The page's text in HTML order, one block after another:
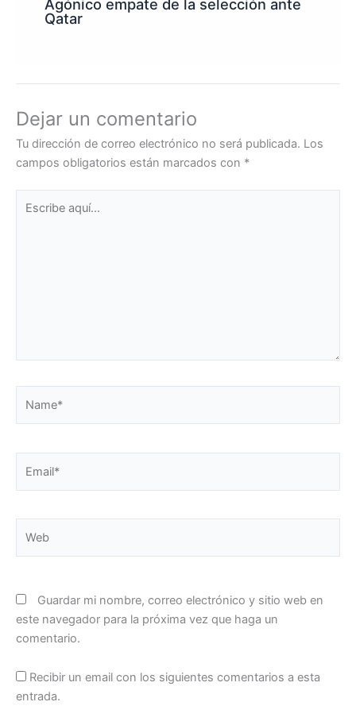
Agónico empate de la selección ante
Qatar
Dejar un comentario
Tu dirección de correo electrónico no será publicada. Los
campos obligatorios están marcados con *
Guardar mi nombre, correo electrónico y sitio web en
este navegador para la próxima vez que haga un
comentario.
Recibir un email con los siguientes comentarios a esta
entrada.